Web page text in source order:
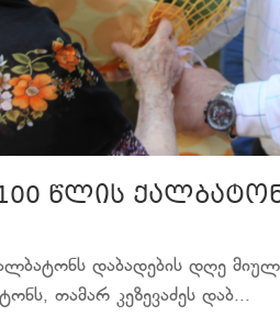
წლის
დაბადების დღე
თამარ კეზევაძეს დაბ...